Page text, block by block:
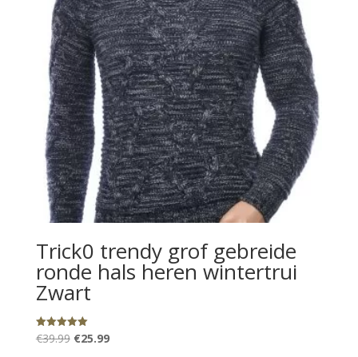
Trick0 trendy grof gebreide
ronde hals heren wintertrui
Zwart
Gewaardeerd
5.00
€39.99 Oorspronkelijke
€25.99Huidige